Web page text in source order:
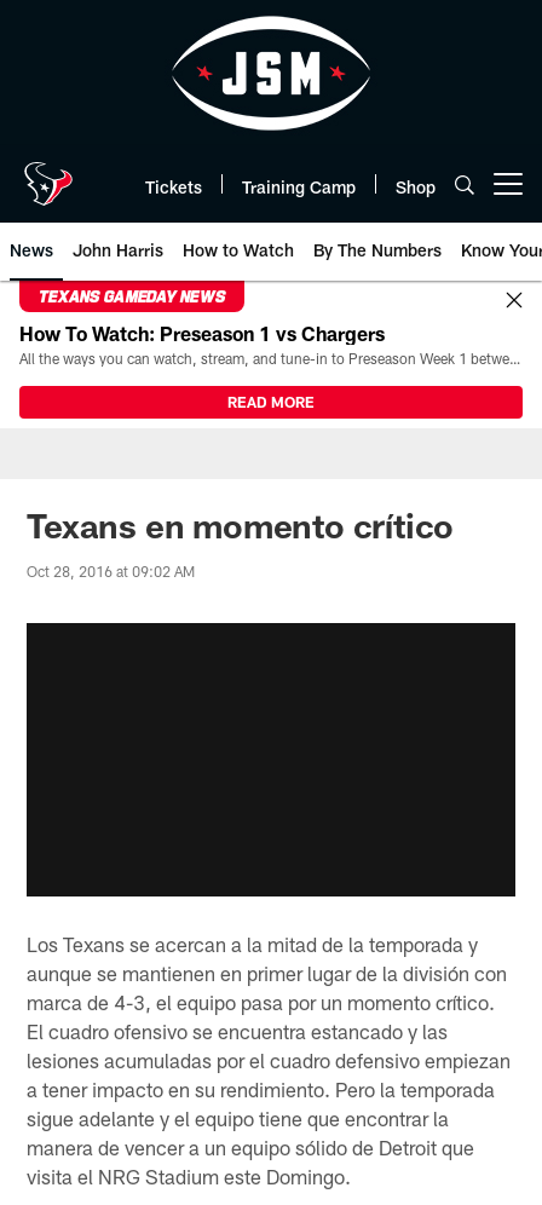
Tickets Training Camp Shop
News John Harris How to Watch By The Numbers Know
TEXANS GAMEDAY NEWS
How To Watch: Preseason 1 vs Chargers
All the ways you can watch, stream, and tune-in to Preseason Week 1 between the Texans and the Los Angeles Chargers at Reliant Stadium on August 13.
READ MORE
Texans en momento crítico
Oct 28, 2016 at 09:02 AM
Los Texans se acercan a la mitad de la temporada y
aunque se mantienen en primer lugar de la división con
marca de 4-3, el equipo pasa por un momento crítico.
El cuadro ofensivo se encuentra estancado y las
lesiones acumuladas por el cuadro defensivo empiezan
a tener impacto en su rendimiento. Pero la temporada
sigue adelante y el equipo tiene que encontrar la
manera de vencer a un equipo sólido de Detroit que
visita el NRG Stadium este Domingo.